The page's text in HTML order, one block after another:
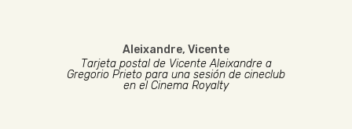
Aleixandre, Vicente
Tarjeta postal de Vicente Aleixandre a
Gregorio Prieto para una sesión de cineclub
en el Cinema Royalty